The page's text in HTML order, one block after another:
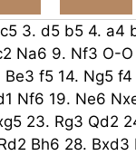
c5 3. d5 b5 4. a4
Na6 9. Nf3 O-O
Be3 f5 14. Ng5 f4
Nf6 19. Ne6
23. Rg3 Qd2
Bh6 28. Bxd3